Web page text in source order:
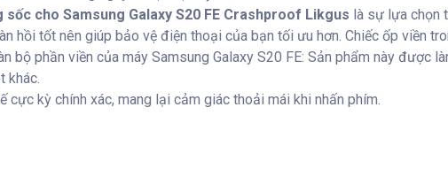
cho Samsung Galaxy S20 FE Crashproof Likgus là sự lựa chọn
hồi tốt nên giúp bảo vệ điện thoại của bạn tối ưu hơn. Chiếc ốp viền
bộ phần viền của máy Samsung Galaxy S20 FE: Sản phẩm này được
khác.
cực kỳ chính xác, mang lại cảm giác thoải mái khi nhấn phím.